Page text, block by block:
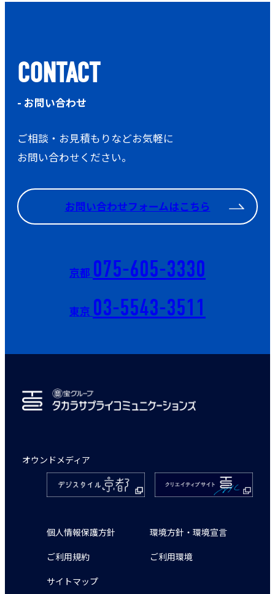
CONTACT
- お問い合わせ
ご相談・お見積もりなどお気軽に
お問い合わせください。
お問い合わせフォームはこちら
京都 075-605-3330
東京 03-5543-3511
オウンドメディア
個人情報保護方針
環境方針・環境宣言
ご利用規約
ご利用環境
サイトマップ